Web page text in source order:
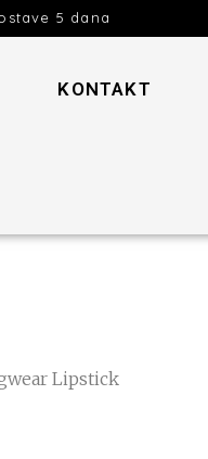
5 dana
KONTAKT
Lipstick